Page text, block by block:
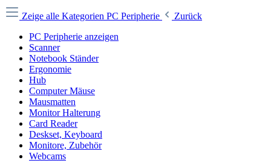
Zeige alle Kategorien PC Peripherie
Zurück
PC Peripherie anzeigen
Scanner
Notebook Ständer
Ergonomie
Hub
Computer Mäuse
Mausmatten
Monitor Halterung
Card Reader
Deskset, Keyboard
Monitore, Zubehör
Webcams